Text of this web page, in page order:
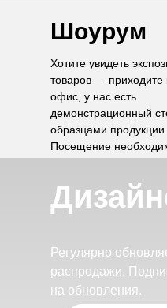
Шоурум
Хотите увидеть
товаров — приходите
офис, у нас есть
демонстрационный
образцами продукции.
Посещение
Регулярно
распродажи.
на обновления.